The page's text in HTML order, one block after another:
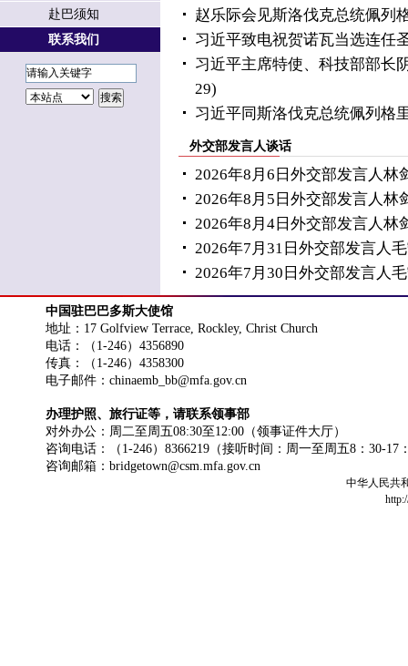
赴巴须知
联系我们
赵乐际会见斯洛伐克总统佩列
习近平致电祝贺诺瓦当选连任
习近平主席特使、科技部部长
29)
习近平同斯洛伐克总统佩列格
外交部发言人谈话
2026年8月6日外交部发言人林
2026年8月5日外交部发言人林
2026年8月4日外交部发言人林
2026年7月31日外交部发言人
2026年7月30日外交部发言人
中国驻巴巴多斯大使馆
地址：17 Golfview Terrace, Rockley, Christ Church
电话：（1-246）4356890
传真：（1-246）4358300
电子邮件：chinaemb_bb@mfa.gov.cn
办理护照、旅行证等，请联系领事部
对外办公：周二至周五08:30至12:00（领事证件大厅）
咨询电话：（1-246）8366219（接听时间：周一至周五8：30-17
咨询邮箱：bridgetown@csm.mfa.gov.cn
中华人民共